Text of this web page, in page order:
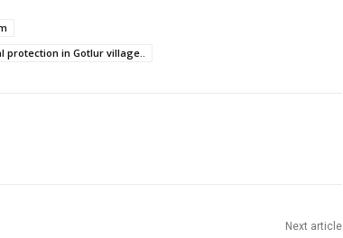
protection in Gotlur village..
Next article